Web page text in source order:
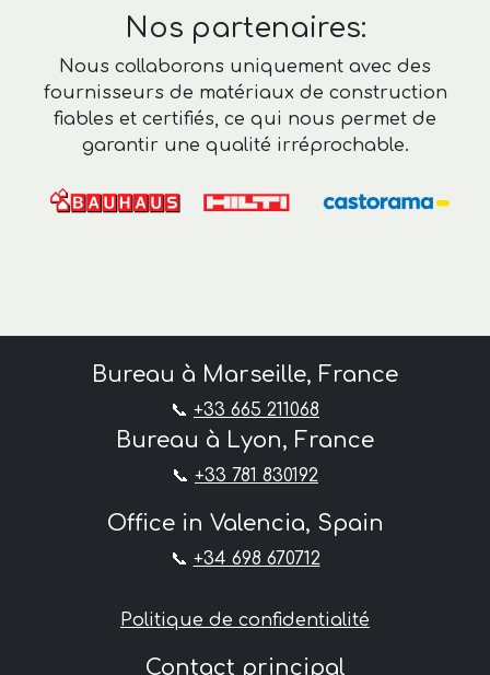
Nos partenaires:
Nous collaborons uniquement avec des
fournisseurs de matériaux de construction
fiables et certifiés, ce qui nous permet de
garantir une qualité irréprochable.
Bureau à Marseille, France
📞 +33 665 211068
Bureau à Lyon, France
📞 +33 781 830192
Office in Valencia, Spain
📞 +34 698 670712
Politique de confidentialité
Contact principal